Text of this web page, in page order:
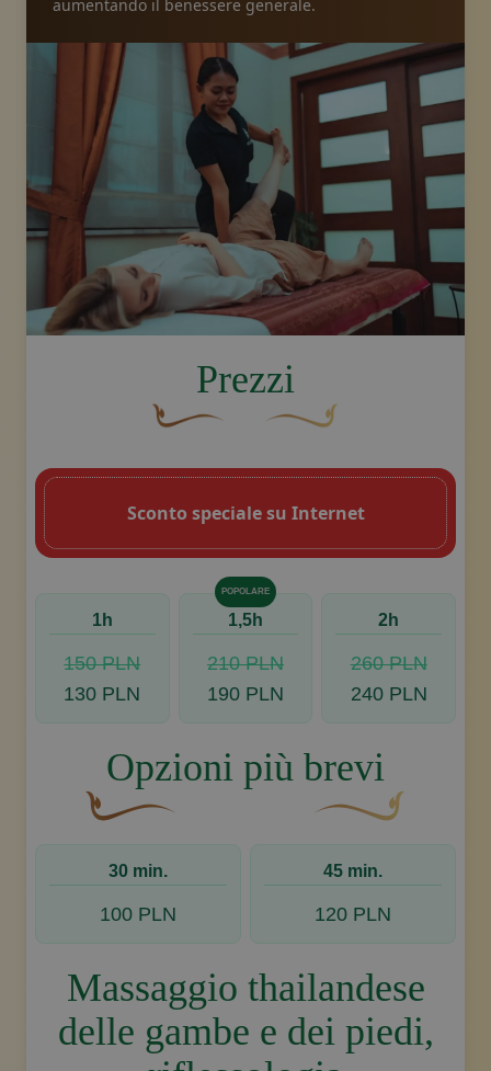
aumentando il benessere generale.
Prezzi
Sconto speciale su Internet
1h
150 PLN
130 PLN
POPOLARE
1,5h
210 PLN
190 PLN
2h
260 PLN
240 PLN
Opzioni più brevi
30 min.
100 PLN
45 min.
120 PLN
Massaggio thailandese
delle gambe e dei piedi,